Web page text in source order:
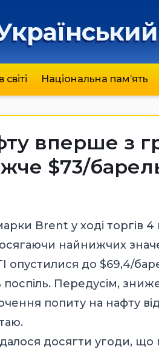
Національна пам’ять
вперше з
$73/
Brent у ході торгів 4
найнижчих
до $69,4/
Передусім,
попиту на нафту від
досягти угоди,